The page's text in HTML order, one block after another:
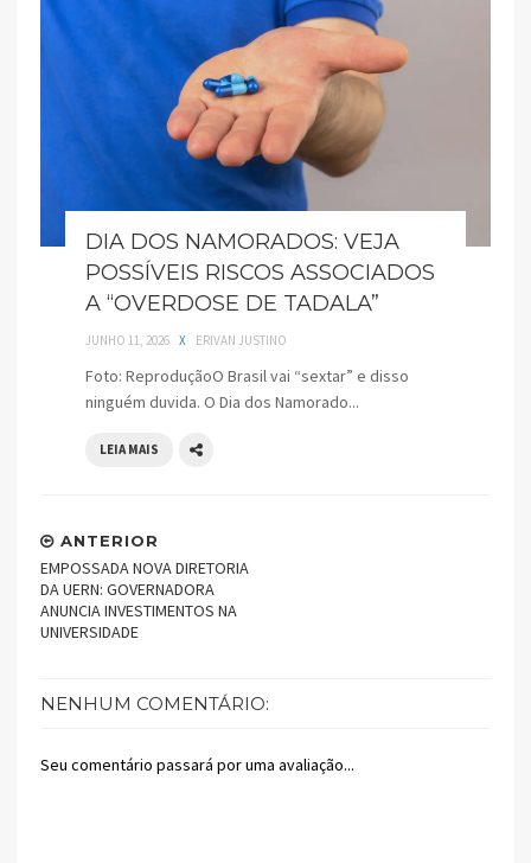
DIA DOS NAMORADOS: VEJA
POSSÍVEIS RISCOS ASSOCIADOS
A “OVERDOSE DE TADALA”
JUNHO 11, 2026 X ERIVAN JUSTINO
Foto: ReproduçãoO Brasil vai “sextar” e disso
ninguém duvida. O Dia dos Namorado...
LEIA MAIS
ANTERIOR
EMPOSSADA NOVA DIRETORIA
DA UERN: GOVERNADORA
ANUNCIA INVESTIMENTOS NA
UNIVERSIDADE
NENHUM COMENTÁRIO:
Seu comentário passará por uma avaliação...